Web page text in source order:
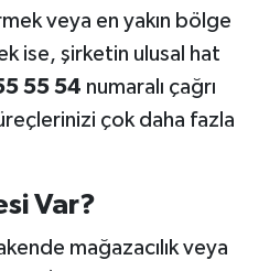
veya en yakın bölge
ise, şirketin ulusal hat
55 54 numaralı çağrı
çok daha fazla
Var?
mağazacılık veya